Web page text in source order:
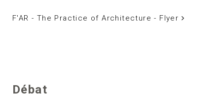
F'AR - The Practice of Architecture - Flyer
Débat